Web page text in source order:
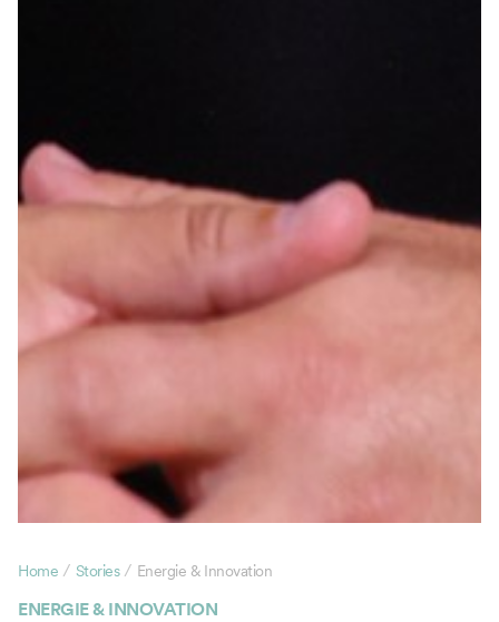
ENERGIE & INNOVATION
Home / Stories / Energie & Innovation